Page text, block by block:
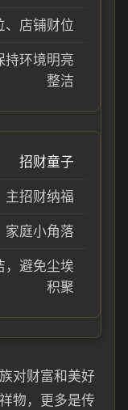
、店铺财位
持环境明亮
整洁
招财童子
主招财纳福
家庭小角落
，避免尘埃
积聚
对财富和美好
物，更多是传